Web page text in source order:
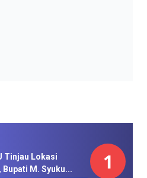
Tinjau Lokasi
M. Syuku...
1